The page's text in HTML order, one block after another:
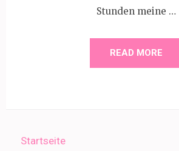
Stunden meine …
READ MORE
Startseite